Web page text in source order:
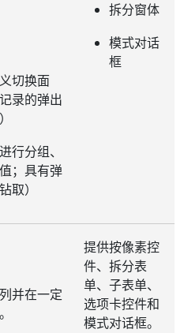
切换面
录的弹出
行分组、
；具有弹
取）
拆分窗体
模式对话
框
并在一定
提供按像素控
件、拆分表
单、子表单、
选项卡控件和
模式对话框。